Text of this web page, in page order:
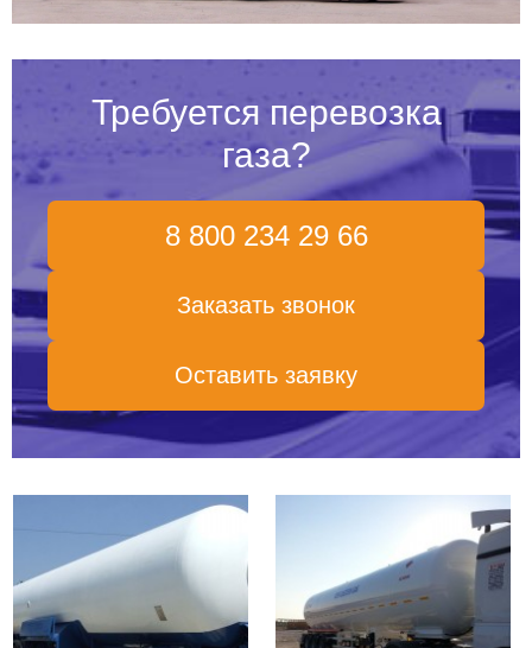
Требуется перевозка
газа?
8 800 234 29 66
Заказать звонок
Оставить заявку